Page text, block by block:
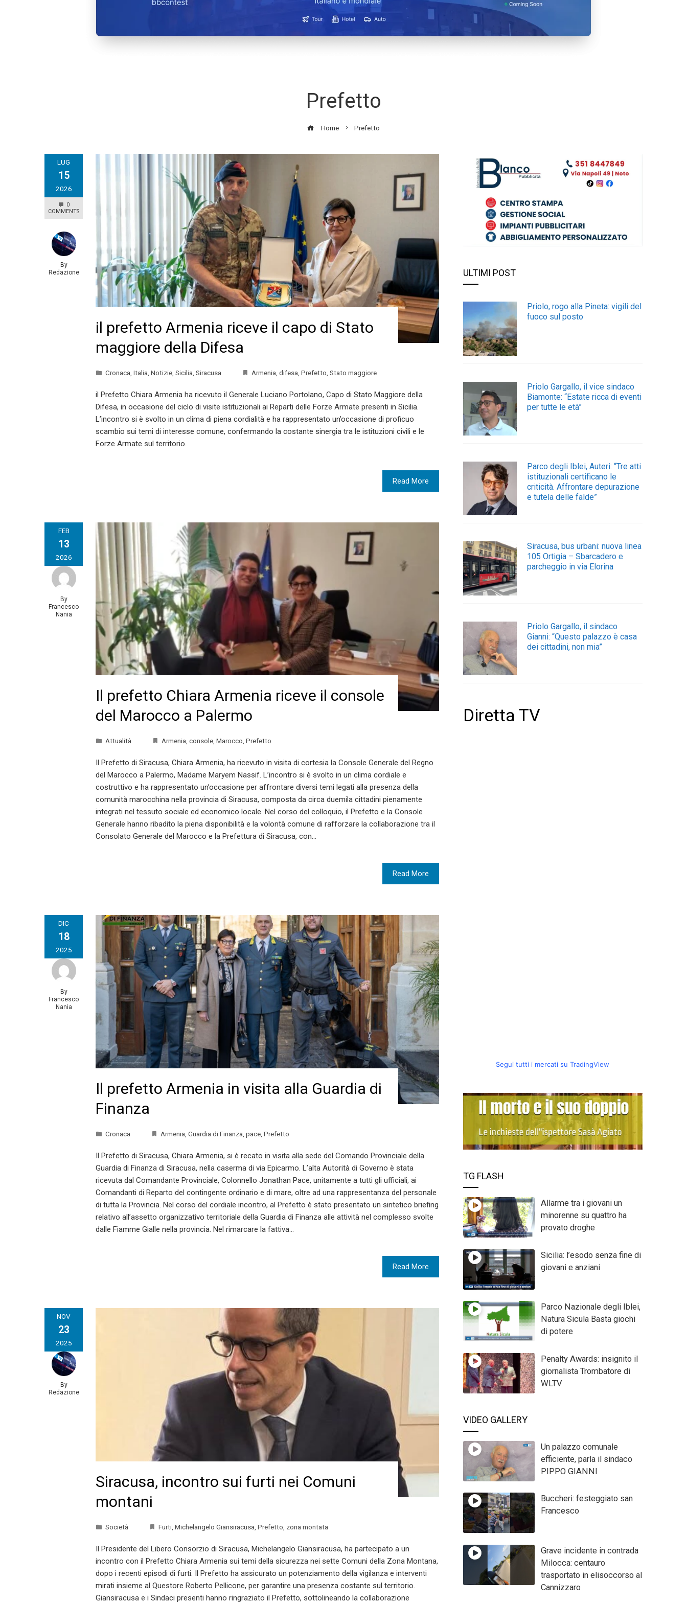
Prefetto
Home Prefetto
LUG
15
2026
0
COMMENTS
By
Redazione
il prefetto Armenia riceve il capo di Stato
maggiore della Difesa
Cronaca Italia Notizie Sicilia Siracusa Armenia difesa Prefetto Stato maggiore
il Prefetto Chiara Armenia ha ricevuto il Generale Luciano Portolano, Capo di Stato Maggiore della
Difesa, in occasione del ciclo di visite istituzionali ai Reparti delle Forze Armate presenti in Sicilia.
L’incontro si è svolto in un clima di piena cordialità e ha rappresentato un’occasione di proficuo
scambio sui temi di interesse comune, confermando la costante sinergia tra le istituzioni civili e le
Forze Armate sul territorio.
Read More
FEB
13
2026
By
Francesco
Nania
Il prefetto Chiara Armenia riceve il console
del Marocco a Palermo
Attualità Armenia, console, Marocco, Prefetto
Il Prefetto di Siracusa, Chiara Armenia, ha ricevuto in visita di cortesia la Console Generale del Regno
del Marocco a Palermo, Madame Maryem Nassif. L’incontro si è svolto in un clima cordiale e
costruttivo e ha rappresentato un’occasione per affrontare diversi temi legati alla presenza della
comunità marocchina nella provincia di Siracusa, composta da circa duemila cittadini pienamente
integrati nel tessuto sociale ed economico locale. Nel corso del colloquio, il Prefetto e la Console
Generale hanno ribadito la piena disponibilità e la volontà comune di rafforzare la collaborazione tra il
Consolato Generale del Marocco e la Prefettura di Siracusa, con…
Read More
DIC
18
2025
By
Francesco
Nania
Il prefetto Armenia in visita alla Guardia di
Finanza
Cronaca Armenia Guardia di Finanza pace Prefetto
Il Prefetto di Siracusa, Chiara Armenia, si è recato in visita alla sede del Comando Provinciale della
Guardia di Finanza di Siracusa, nella caserma di via Epicarmo. L’alta Autorità di Governo è stata
ricevuta dal Comandante Provinciale, Colonnello Jonathan Pace, unitamente a tutti gli ufficiali, ai
Comandanti di Reparto del contingente ordinario e di mare, oltre ad una rappresentanza del personale
di tutta la Provincia. Nel corso del cordiale incontro, al Prefetto è stato presentato un sintetico briefing
relativo all’assetto organizzativo territoriale della Guardia di Finanza alle attività nel complesso svolte
dalle Fiamme Gialle nella provincia. Nel rimarcare la fattiva…
Read More
NOV
23
2025
By
Redazione
Siracusa, incontro sui furti nei Comuni
montani
Società Furti Michelangelo Giansiracusa Prefetto zona montata
Il Presidente del Libero Consorzio di Siracusa, Michelangelo Giansiracusa, ha partecipato a un
incontro con il Prefetto Chiara Armenia sui temi della sicurezza nei sette Comuni della Zona Montana,
dopo i recenti episodi di furti. Il Prefetto ha assicurato un potenziamento della vigilanza e interventi
mirati insieme al Questore Roberto Pellicone, per garantire una presenza costante sul territorio.
Giansiracusa e i Sindaci presenti hanno ringraziato il Prefetto, sottolineando la collaborazione
ULTIMI POST
Priolo, rogo alla Pineta: vigili del
fuoco sul posto
Priolo Gargallo, il vice sindaco
Biamonte: “Estate ricca di eventi
per tutte le età”
Parco degli Iblei, Auteri: “Tre atti
istituzionali certificano le
criticità. Affrontare depurazione
e tutela delle falde”
Siracusa, bus urbani: nuova linea
105 Ortigia – Sbarcadero e
parcheggio in via Elorina
Priolo Gargallo, il sindaco
Gianni: “Questo palazzo è casa
dei cittadini, non mia”
Diretta TV
Segui tutti i mercati su TradingView
TG FLASH
Allarme tra i giovani un
minorenne su quattro ha
provato droghe
Sicilia: l’esodo senza fine di
giovani e anziani
Parco Nazionale degli Iblei,
Natura Sicula Basta giochi
di potere
Penalty Awards: insignito il
giornalista Trombatore di
WLTV
VIDEO GALLERY
Un palazzo comunale
efficiente, parla il sindaco
PIPPO GIANNI
Buccheri: festeggiato san
Francesco
Grave incidente in contrada
Milocca: centauro
trasportato in elisoccorso al
Cannizzaro